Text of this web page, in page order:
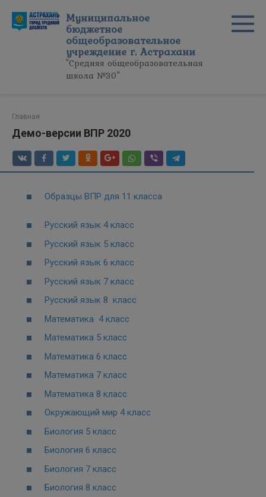
контенту
Муниципальное
бюджетное
общеобразовательное
учреждение г. Астрахани
"Средняя общеобразовательная
школа №30"
Главная
Демо-версии ВПР 2020
Образцы ВПР для 11 класса
Русский язык 4 класс
Русский язык 5 класс
Русский язык 6 класс
Русский язык 7 класс
Русский язык 8 класс
Математика 4 класс
Математика 5 класс
Математика 6 класс
Математика 7 класс
Математика 8 класс
Окружающий мир 4 класс
Биология 5 класс
Биология 6 класс
Биология 7 класс
Биология 8 класс